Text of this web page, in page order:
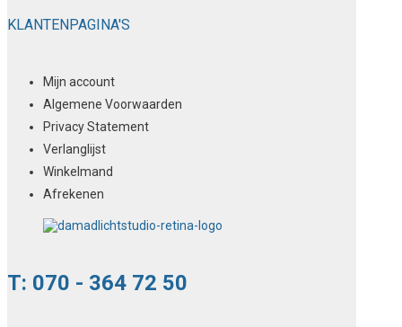
KLANTENPAGINA'S
Mijn account
Algemene Voorwaarden
Privacy Statement
Verlanglijst
Winkelmand
Afrekenen
T: 070 - 364 72 50